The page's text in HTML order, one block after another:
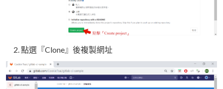
點選『Clone』後複製網址